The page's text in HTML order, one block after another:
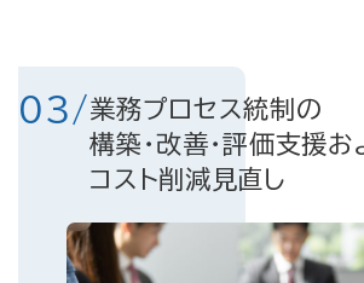
03/業務プロセス統制の
構築・改善・評価支援お
コスト削減見直し